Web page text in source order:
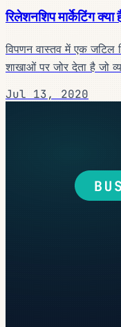
रिलेशनशिप मार्केटिंग
विपणन वास्तव में एक जटिल
शाखाओं पर जोर देता है जो
Jul 13, 2020